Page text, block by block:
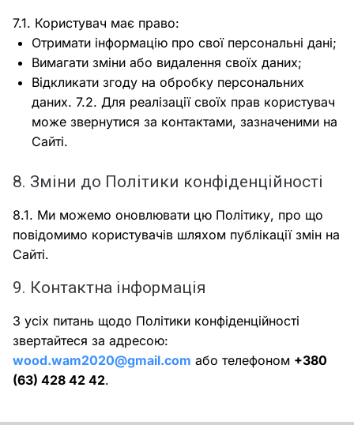
7.1. Користувач має право:
Отримати інформацію про свої персональні дані;
Вимагати зміни або видалення своїх даних;
Відкликати згоду на обробку персональних
даних. 7.2. Для реалізації своїх прав користувач
може звернутися за контактами, зазначеними на
Сайті.
8. Зміни до Політики конфіденційності
8.1. Ми можемо оновлювати цю Політику, про що
повідомимо користувачів шляхом публікації змін на
Сайті.
9. Контактна інформація
З усіх питань щодо Політики конфіденційності
звертайтеся за адресою:
wood.wam2020@gmail.com або телефоном +380
(63) 428 42 42.